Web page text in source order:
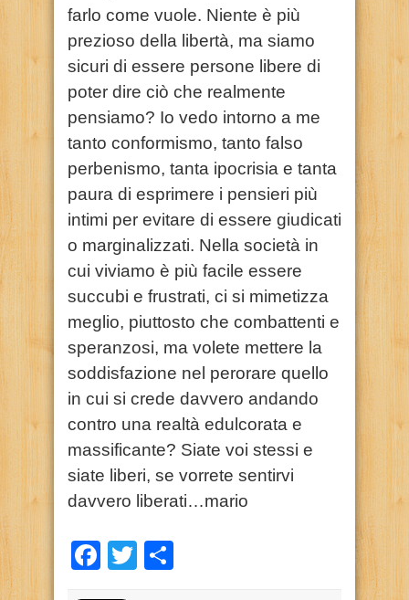
farlo come vuole. Niente è più
prezioso della libertà, ma siamo
sicuri di essere persone libere di
poter dire ciò che realmente
pensiamo? Io vedo intorno a me
tanto conformismo, tanto falso
perbenismo, tanta ipocrisia e tanta
paura di esprimere i pensieri più
intimi per evitare di essere giudicati
o marginalizzati. Nella società in
cui viviamo è più facile essere
succubi e frustrati, ci si mimetizza
meglio, piuttosto che combattenti e
speranzosi, ma volete mettere la
soddisfazione nel perorare quello
in cui si crede davvero andando
contro una realtà edulcorata e
massificante? Siate voi stessi e
siate liberi, se vorrete sentirvi
davvero liberati…mario
Facebook
Twitter